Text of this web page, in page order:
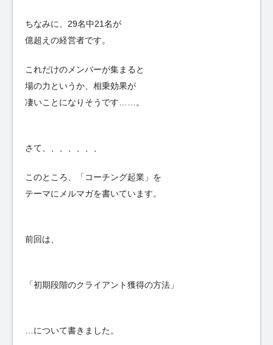
ちなみに、29名中21名が
億超えの経営者です。
これだけのメンバーが集まると
場の力というか、相乗効果が
凄いことになりそうです……。
さて、、、、、、、
このところ、「コーチング起業」を
テーマにメルマガを書いています。
前回は、
「初期段階のクライアント獲得の方法」
…について書きました。